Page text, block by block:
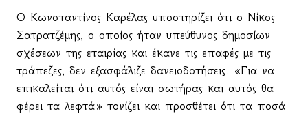
Ο Κωνσταντίνος Καρέλας υποστηρίζει ότι ο Νίκος
Σατρατζέμης, ο οποίος ήταν υπεύθυνος δημοσίων
σχέσεων της εταιρίας και έκανε τις επαφές με τις
τράπεζες, δεν εξασφάλιζε δανειοδοτήσεις. «Για να
επικαλείται ότι αυτός είναι σωτήρας και αυτός θα
φέρει τα λεφτά» τονίζει και προσθέτει ότι τα ποσά